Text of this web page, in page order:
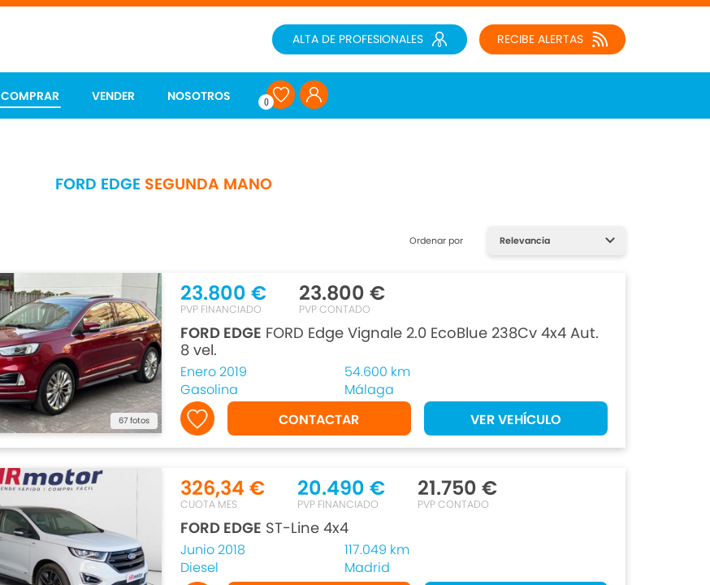
RECIBE ALERTAS
ALTA DE PROFESIONALES
COMPRAR VENDER NOSOTROS 0
FORD EDGE SEGUNDA MANO
Ordenar por
67 fotos
23.800 €
PVP FINANCIADO
23.800 €
PVP CONTADO
FORD EDGE FORD Edge Vignale 2.0 EcoBlue 238Cv 4x4 Aut.
8 vel.
Enero 2019
Gasolina
54.600 km
Málaga
CONTACTAR
VER VEHÍCULO
326,34 €
CUOTA MES
20.490 €
PVP FINANCIADO
21.750 €
PVP CONTADO
FORD EDGE ST-Line 4x4
Junio 2018
Diesel
117.049 km
Madrid